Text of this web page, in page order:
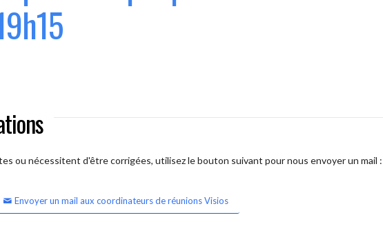
ou nécessitent d'être corrigées, utilisez le bouton suivant pour nous envoyer un mail :
Envoyer un mail aux coordinateurs de réunions Visios